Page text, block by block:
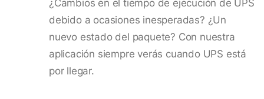
¿Cambios en el tiempo de ejecución de UPS
debido a ocasiones inesperadas? ¿Un
nuevo estado del paquete? Con nuestra
aplicación siempre verás cuando UPS está
por llegar.